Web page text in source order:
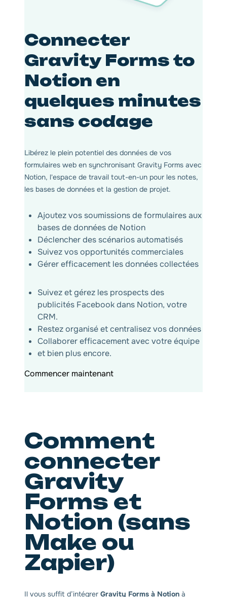
Connecter
Gravity Forms to
Notion en
quelques minutes
sans codage
Libérez le plein potentiel des données de vos
formulaires web en synchronisant Gravity Forms avec
Notion, l'espace de travail tout-en-un pour les notes,
les bases de données et la gestion de projet.
Ajoutez vos soumissions de formulaires aux
bases de données de Notion
Déclencher des scénarios automatisés
Suivez vos opportunités commerciales
Gérer efficacement les données collectées
Suivez et gérez les prospects des
publicités Facebook dans Notion, votre
CRM.
Restez organisé et centralisez vos données
Collaborer efficacement avec votre équipe
et bien plus encore.
Commencer maintenant
Comment
connecter
Gravity
Forms et
Notion (sans
Make ou
Zapier)
Il vous suffit d’intégrer Gravity Forms à Notion à